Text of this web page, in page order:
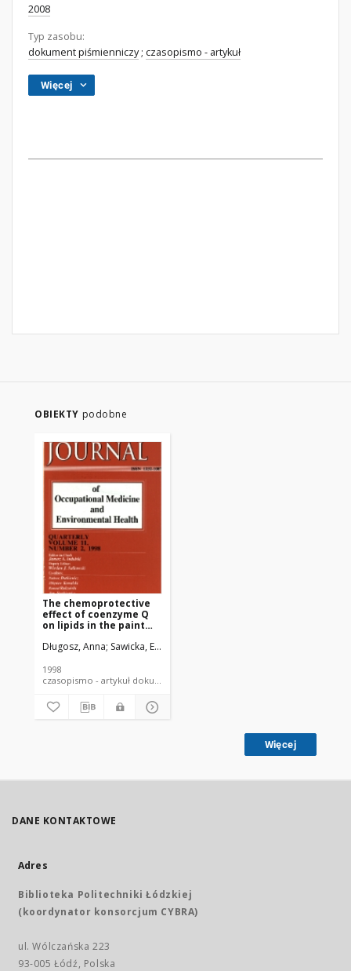
2008
Typ zasobu:
dokument piśmienniczy; czasopismo - artykuł
Więcej
OBIEKTY podobne
The chemoprotective
effect of coenzyme Q
on lipids in the paint
workers
Długosz, Anna Sawicka, Ewa
1998
czasopismo - artykuł dokument piśmienniczy
Więcej
DANE KONTAKTOWE
Adres
Biblioteka Politechniki Łódzkiej
(koordynator konsorcjum CYBRA)
ul. Wólczańska 223
93-005 Łódź, Polska